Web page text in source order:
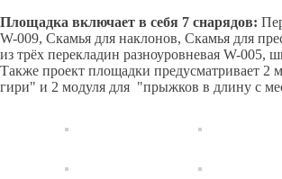
Площадка включает в себя 7 снарядов:
W-009, Скамья для наклонов, Скамья для
из трёх перекладин разноуровневая W-005,
Также проект площадки предусматривает 2
гири" и 2 модуля для "прыжков в длину с